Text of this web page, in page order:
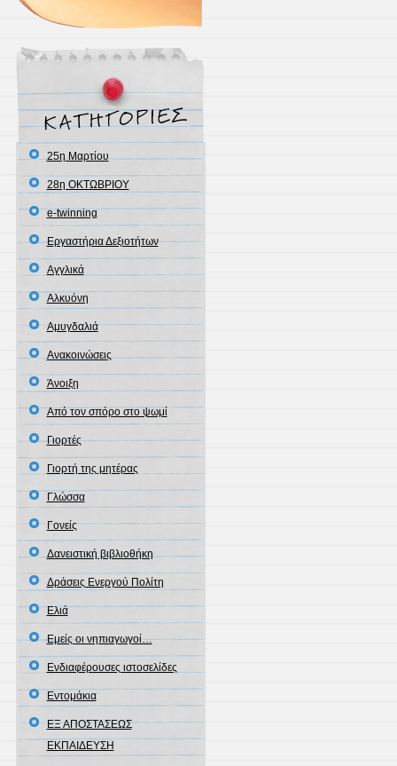
25η Μαρτίου
28η ΟΚΤΩΒΡΙΟΥ
e-twinning
Eργαστήρια Δεξιοτήτων
Αγγλικά
Αλκυόνη
Αμυγδαλιά
Ανακοινώσεις
Άνοιξη
Από τον σπόρο στο ψωμί
Γιορτές
Γιορτή της μητέρας
Γλώσσα
Γονείς
Δανειστική βιβλιοθήκη
Δράσεις Ενεργού Πολίτη
Ελιά
Εμείς οι νηπιαγωγοί…
Ενδιαφέρουσες ιστοσελίδες
Εντομάκια
ΕΞ ΑΠΟΣΤΑΣΕΩΣ
ΕΚΠΑΙΔΕΥΣΗ